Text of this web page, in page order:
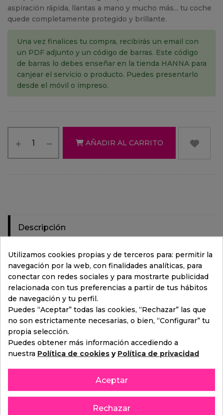
aspiración rápida, llantas a mano y mucho más... tu coche
quede completamente protegido y brillante.
Una vez finalices tu compra, recibirás un email con
un PDF adjunto y un código de barras. Este código
de barras lo debes enseñar en la tienda HANNA para
canjear el servicio o producto. Puedes presentarlo
desde el móvil o impreso.
AÑADIR AL CARRITO
Descripción
Valoración:(0)
Lavado Supremo + LLM incluye:
Pre lavado agua a alta presión
Lavado con gamuzas suaves
Lavado con champú
Aplicación de cera brillante
Aplicación champú activado ecológico
Lavado de Bajos
Aplicación de cera especial, doble brillo
Repaso de secado final a mano
Utilizamos cookies propias y de terceros para: permitir la
navegación por la web, con finalidades analíticas, para
conectar con redes sociales y para mostrarte publicidad
relacionada con tus preferencias a partir de tus hábitos
de navegación y tu perfil.
Puedes “Aceptar” todas las cookies, “Rechazar” las que
no son estrictamente necesarias, o bien, “Configurar” tu
propia selección.
Puedes obtener más información accediendo a
nuestra Política de cookies y Política de privacidad
Aceptar
Rechazar